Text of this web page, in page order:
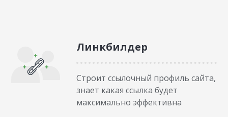
Линкбилдер
Строит ссылочный профиль сайта,
знает какая ссылка будет
максимально эффективна